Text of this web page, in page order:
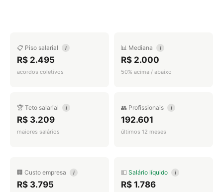
📋 Piso salarial i
R$ 2.495
acordos coletivos
📊 Mediana i
R$ 2.000
50% acima / abaixo
🏆 Teto salarial i
R$ 3.209
maiores salários
👥 Profissionais i
192.601
últimos 12 meses
🏢 Custo empresa i
R$ 3.795
💵 Salário líquido i
R$ 1.786